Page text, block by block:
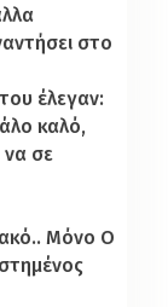
στο
έλεγαν:
καλό,
να σε
Μόνο Ο